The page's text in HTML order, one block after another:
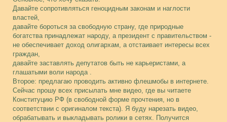
Давайте сопротивляться геноцидным законам и наглости
властей,
давайте бороться за свободную страну, где природные
богатства принадлежат народу, а президент с правительством -
не обеспечивает доход олигархам, а отстаивает интересы всех
граждан,
давайте заставлять депутатов быть не карьеристами, а
глашатыми воли народа .
Второе: предлагаю проводить активно флешмобы в интернете.
Сейчас прошу всех присылать мне видео, где вы читаете
Конституцию РФ (в свободной форме прочтения, но в
соответствии с оригиналом текста). Я буду нарезать видео,
обрабатывать и выкладывать ролики в сетях. Получится